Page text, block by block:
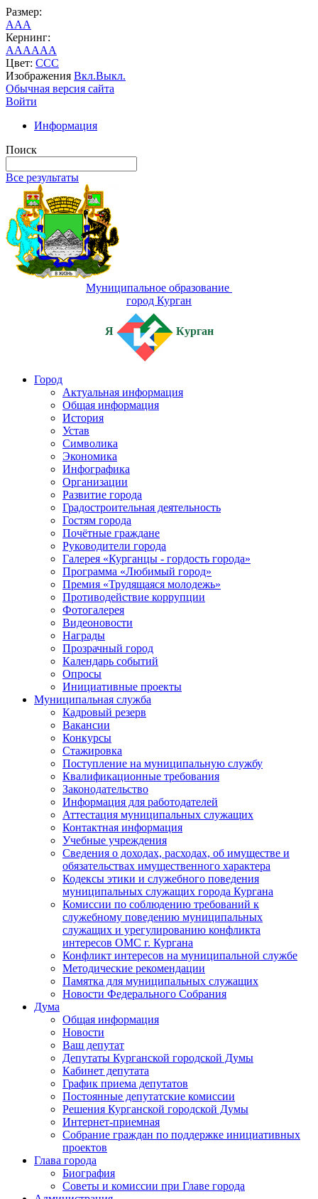
Размер:
AAA
Кернинг:
AAAAAA
Цвет: CCC
Изображения Вкл.Выкл.
Обычная версия сайта
Войти
Информация
Поиск
Все результаты
Муниципальное образование
город Курган
Я Курган
Город
Актуальная информация
Общая информация
История
Устав
Символика
Экономика
Инфографика
Организации
Развитие города
Градостроительная деятельность
Гостям города
Почётные граждане
Руководители города
Галерея «Курганцы - гордость города»
Программа «Любимый город»
Премия «Трудящаяся молодежь»
Противодействие коррупции
Фотогалерея
Видеоновости
Награды
Прозрачный город
Календарь событий
Опросы
Инициативные проекты
Муниципальная служба
Кадровый резерв
Вакансии
Конкурсы
Стажировка
Поступление на муниципальную службу
Квалификационные требования
Законодательство
Информация для работодателей
Аттестация муниципальных служащих
Контактная информация
Учебные учреждения
Сведения о доходах, расходах, об имуществе и
обязательствах имущественного характера
Кодексы этики и служебного поведения
муниципальных служащих города Кургана
Комиссии по соблюдению требований к
служебному поведению муниципальных
служащих и урегулированию конфликта
интересов ОМС г. Кургана
Конфликт интересов на муниципальной службе
Методические рекомендации
Памятка для муниципальных служащих
Новости Федерального Cобрания
Дума
Общая информация
Новости
Ваш депутат
Депутаты Курганской городской Думы
Кабинет депутата
График приема депутатов
Постоянные депутатские комиссии
Решения Курганской городской Думы
Интернет-приемная
Собрание граждан по поддержке инициативных
проектов
Глава города
Биография
Советы и комиссии при Главе города